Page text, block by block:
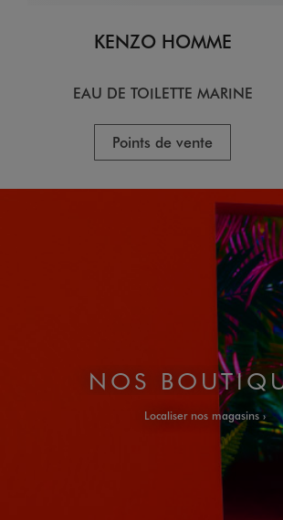
KENZO HOMME
EAU DE TOILETTE MARINE
Points de vente
NOS
Localiser nos magasins